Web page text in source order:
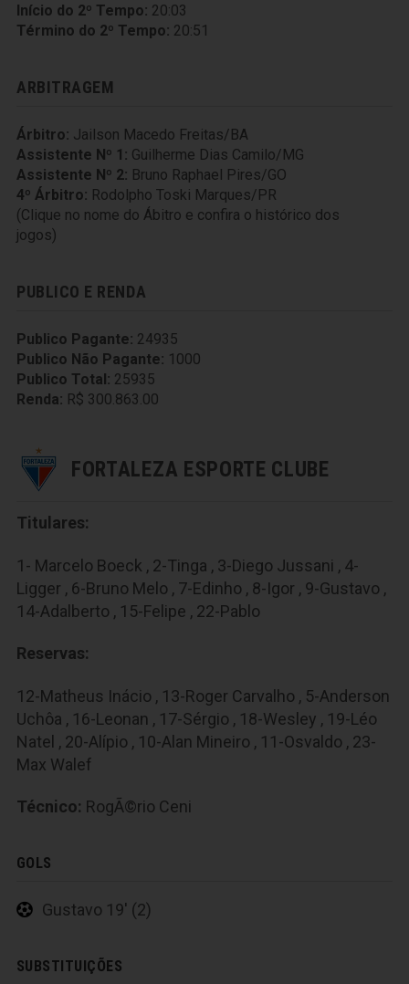
Início do 2º Tempo: 20:03
Término do 2º Tempo: 20:51
ARBITRAGEM
Árbitro: Jailson Macedo Freitas/BA
Assistente Nº 1: Guilherme Dias Camilo/MG
Assistente Nº 2: Bruno Raphael Pires/GO
4º Árbitro: Rodolpho Toski Marques/PR
(Clique no nome do Ábitro e confira o histórico dos
jogos)
PUBLICO E RENDA
Publico Pagante: 24935
Publico Não Pagante: 1000
Publico Total: 25935
Renda: R$ 300.863.00
FORTALEZA ESPORTE CLUBE
Titulares:
1- Marcelo Boeck , 2-Tinga , 3-Diego Jussani , 4-
Ligger , 6-Bruno Melo , 7-Edinho , 8-Igor , 9-Gustavo ,
14-Adalberto , 15-Felipe , 22-Pablo
Reservas:
12-Matheus Inácio , 13-Roger Carvalho , 5-Anderson
Uchôa , 16-Leonan , 17-Sérgio , 18-Wesley , 19-Léo
Natel , 20-Alípio , 10-Alan Mineiro , 11-Osvaldo , 23-
Max Walef
Técnico: RogÃ©rio Ceni
GOLS
Gustavo 19' (2)
SUBSTITUIÇÕES